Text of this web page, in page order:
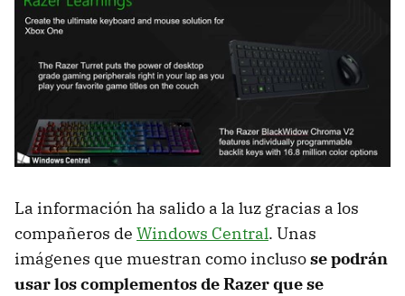
La información ha salido a la luz gracias a los
compañeros de Windows Central. Unas
imágenes que muestran como inclusose podrán
usar los complementos de Razer que se